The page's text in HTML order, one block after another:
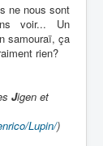
ne nous sont
voir... Un
samouraï, ça
rien?
Jigen et
Lupin/)